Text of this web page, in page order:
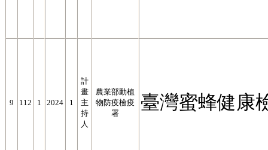
9 112 1 2024 1
計
畫
主
持
人
農業部動植
物防疫檢疫
署
臺灣蜜蜂健康